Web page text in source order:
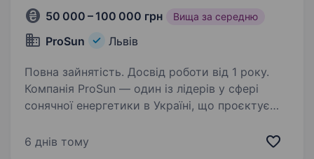
50 000 – 100 000 грн Вища за середню
ProSun Львів
Повна зайнятість. Досвід роботи від 1 року.
Компанія ProSun — один із лідерів у сфері
сонячної енергетики в Україні, що проєктує
для приватних будинків і бізнесу. Запрошуємо
6 днів тому